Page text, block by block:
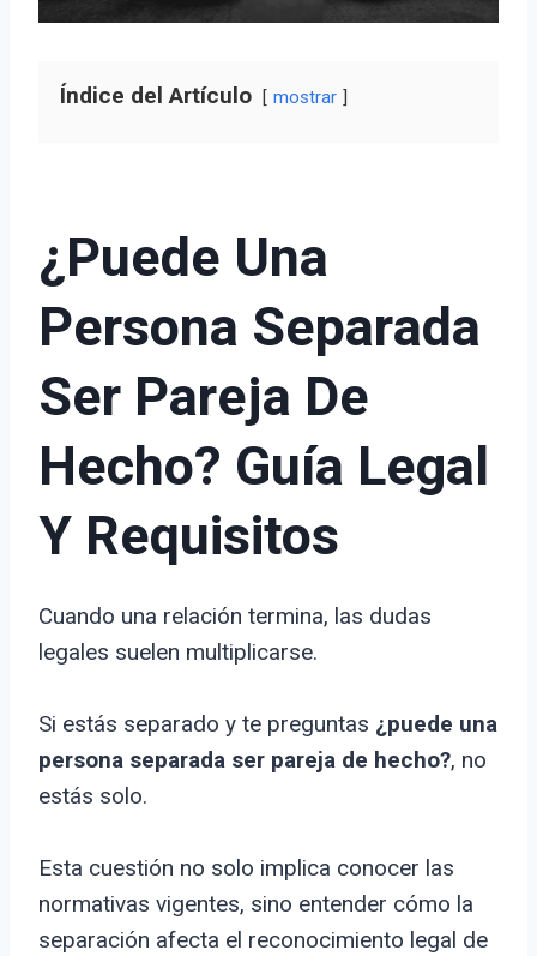
Índice del Artículo mostrar
¿Puede Una
Persona Separada
Ser Pareja De
Hecho? Guía Legal
Y Requisitos
Cuando una relación termina, las dudas
legales suelen multiplicarse.
Si estás separado y te preguntas ¿puede una
persona separada ser pareja de hecho?, no
estás solo.
Esta cuestión no solo implica conocer las
normativas vigentes, sino entender cómo la
separación afecta el reconocimiento legal de